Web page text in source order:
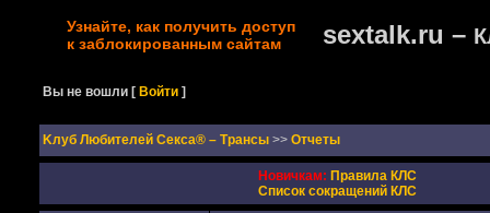
Узнайте, как получить доступ
к заблокированным сайтам
sextalk.ru –
Вы не вошли [Войти ]
Kлуб Любителей Секса® – Трансы >> Отчеты
Новичкам: Правила КЛС
Список сокращений КЛС